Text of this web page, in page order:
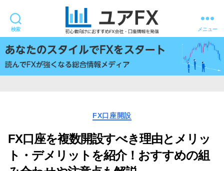
検索
ユ
ア
FX
メニュー
カ
テ
ゴ
リ
ー
FX口座開設
FX口座を複数開設すべき理由とメリッ
ト・デメリットを紹介！おすすめの組